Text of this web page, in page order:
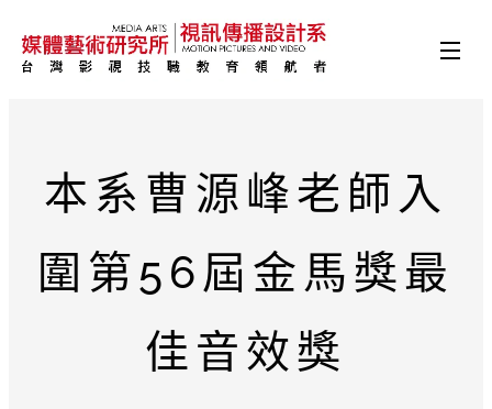
本系曹源峰老師入
圍第56屆金馬獎最
佳音效獎